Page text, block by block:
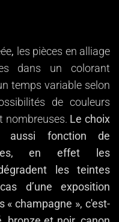
, les pièces en alliage
dans un colorant
temps variable selon
de couleurs
nombreuses. Le choix
aussi fonction de
en effet les
les teintes
d’une exposition
« champagne », c'est-